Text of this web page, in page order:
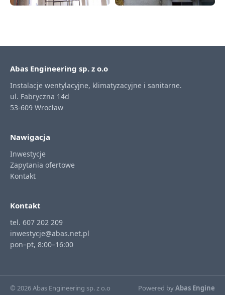
Abas Engineering sp. z o.o
Instalacje wentylacyjne, klimatyzacyjne i sanitarne.
ul. Fabryczna 14d
53-609 Wrocław
Nawigacja
Inwestycje
Zapytania ofertowe
Kontakt
Kontakt
tel. 607 202 209
inwestycje@abas.net.pl
pon–pt, 8:00–16:00
© 2026 Abas Engineering sp. z o.o Powered byAbas Engine